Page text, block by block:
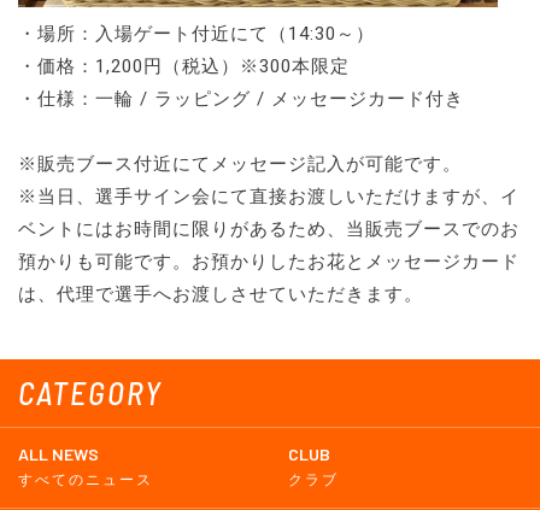
CATEGORY
ALL NEWS
すべてのニュース
CLUB
クラブ
・場所：入場ゲート付近にて（14:30～）
・価格：1,200円（税込）※300本限定
・仕様：一輪 / ラッピング / メッセージカード付き
※販売ブース付近にてメッセージ記入が可能です。
※当日、選手サイン会にて直接お渡しいただけますが、イ
ベントにはお時間に限りがあるため、当販売ブースでのお
預かりも可能です。お預かりしたお花とメッセージカード
は、代理で選手へお渡しさせていただきます。